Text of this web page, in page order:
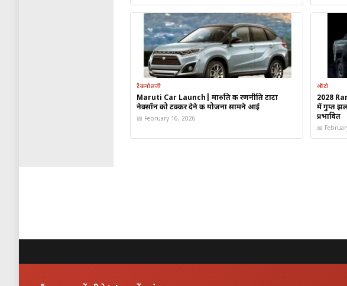
टारगेट कस्टमर
Mazda CX-30: शहर और हाइवे ड्राइव करने वाले
Subaru Crosstrek:ऑफ-रोड और आउटडोर
ग्राहकों की बढ़ती दिलचस्पी| Mazda CX-30 Lease
जनवरी में कार खरीदने या लीज लेने वालों की संख्या आमतौर
पहली बार SUV लेने वालों को आकर्षित कर रही है
ऑटो एनालिस्ट्स के अनुसार:
टैकनोलजी
Maruti Car Launch| मारुति की रणनीति टाटा
नेक्सॉन को टक्कर देने की योजना सामने आई
📅 February 16, 2026
ऑटो
2028
में गुप्त
प्रभावित
📅